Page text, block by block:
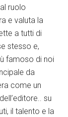
ruolo
e valuta la
a tutti di
stesso e,
famoso di noi
da
come un
su
il talento e la